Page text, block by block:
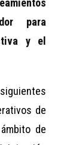
para
y el
de
de